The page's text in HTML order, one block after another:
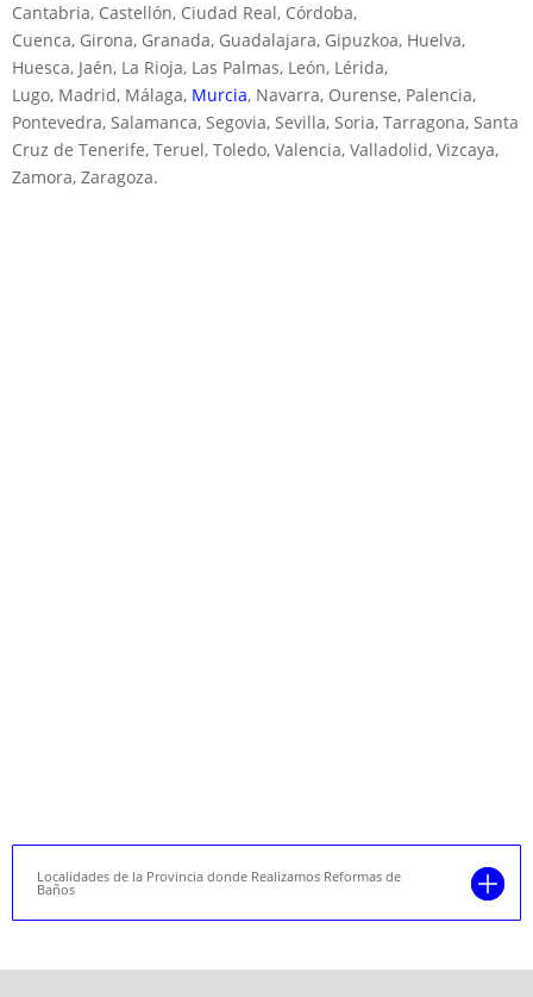
Cantabria, Castellón, Ciudad Real, Córdoba,
Cuenca, Girona, Granada, Guadalajara, Gipuzkoa, Huelva,
Huesca, Jaén, La Rioja, Las Palmas, León, Lérida,
Lugo, Madrid, Málaga, Murcia, Navarra, Ourense, Palencia,
Pontevedra, Salamanca, Segovia, Sevilla, Soria, Tarragona, Santa
Cruz de Tenerife, Teruel, Toledo, Valencia, Valladolid, Vizcaya,
Zamora, Zaragoza.
Localidades de la Provincia donde Realizamos Reformas de
Baños